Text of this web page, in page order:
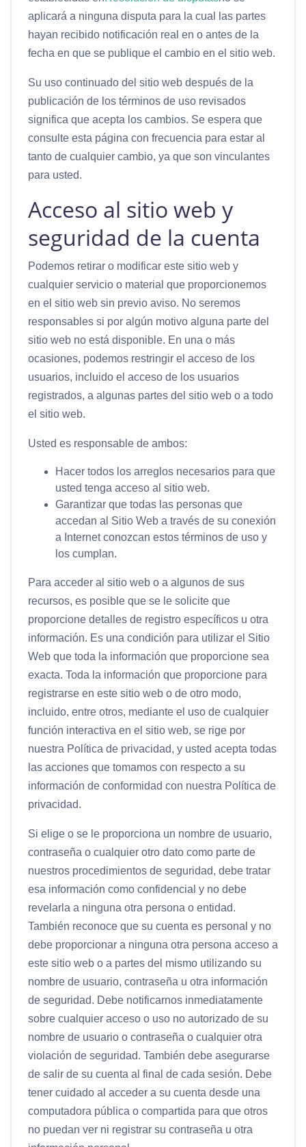
aplicará a ninguna disputa para la cual las partes
hayan recibido notificación real en o antes de la
fecha en que se publique el cambio en el sitio web.
Su uso continuado del sitio web después de la
publicación de los términos de uso revisados ​​
significa que acepta los cambios. Se espera que
consulte esta página con frecuencia para estar al
tanto de cualquier cambio, ya que son vinculantes
para usted.
Acceso al sitio web y
seguridad de la cuenta
Podemos retirar o modificar este sitio web y
cualquier servicio o material que proporcionemos
en el sitio web sin previo aviso. No seremos
responsables si por algún motivo alguna parte del
sitio web no está disponible. En una o más
ocasiones, podemos restringir el acceso de los
usuarios, incluido el acceso de los usuarios
registrados, a algunas partes del sitio web o a todo
el sitio web.
Usted es responsable de ambos:
Hacer todos los arreglos necesarios para que
usted tenga acceso al sitio web.
Garantizar que todas las personas que
accedan al Sitio Web a través de su conexión
a Internet conozcan estos términos de uso y
los cumplan.
Para acceder al sitio web o a algunos de sus
recursos, es posible que se le solicite que
proporcione detalles de registro específicos u otra
información. Es una condición para utilizar el Sitio
Web que toda la información que proporcione sea
exacta. Toda la información que proporcione para
registrarse en este sitio web o de otro modo,
incluido, entre otros, mediante el uso de cualquier
función interactiva en el sitio web, se rige por
nuestra Política de privacidad, y usted acepta todas
las acciones que tomamos con respecto a su
información de conformidad con nuestra Política de
privacidad.
Si elige o se le proporciona un nombre de usuario,
contraseña o cualquier otro dato como parte de
nuestros procedimientos de seguridad, debe tratar
esa información como confidencial y no debe
revelarla a ninguna otra persona o entidad.
También reconoce que su cuenta es personal y no
debe proporcionar a ninguna otra persona acceso a
este sitio web o a partes del mismo utilizando su
nombre de usuario, contraseña u otra información
de seguridad. Debe notificarnos inmediatamente
sobre cualquier acceso o uso no autorizado de su
nombre de usuario o contraseña o cualquier otra
violación de seguridad. También debe asegurarse
de salir de su cuenta al final de cada sesión. Debe
tener cuidado al acceder a su cuenta desde una
computadora pública o compartida para que otros
no puedan ver ni registrar su contraseña u otra